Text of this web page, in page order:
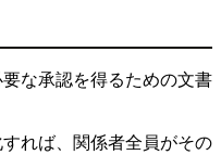
な承認を得るための文書
れば、関係者全員がその